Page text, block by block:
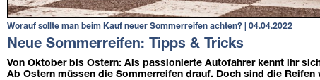
Worauf sollte man beim Kauf neuer Sommerreifen achten? | 04.04.2022
Neue Sommerreifen: Tipps & Tricks
Von Oktober bis Ostern: Als passionierte Autofahrer kennt ihr
Ab Ostern müssen die Sommerreifen drauf. Doch sind die